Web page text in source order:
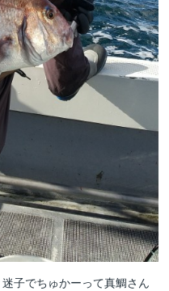
子でちゅかーって真鯛さん